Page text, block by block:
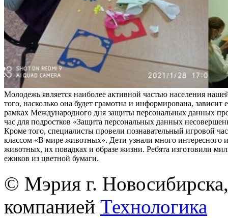
Молодежь является наиболее активной частью населения
того, насколько она будет грамотна и информирована, зависит
рамках Международного дня защиты персональных данных
час для подростков «Защита персональных данных
Кроме того, специалисты провели познавательный игровой
классом «В мире животных». Дети узнали много интересного
животных, их повадках и образе жизни. Ребята изготовили
ежиков из цветной бумаги.
© Мэрия г.
компанией Технологика